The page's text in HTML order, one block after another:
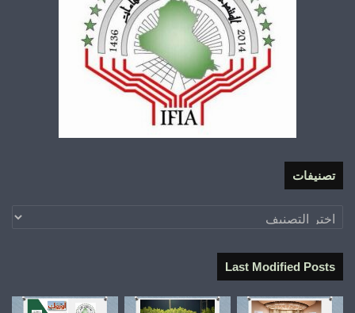
تصنيفات
تصنيفات
Last Modified Posts